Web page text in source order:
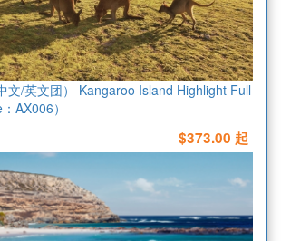
文/英文团） Kangaroo Island Highlight Full
AX006）
$373.00 起